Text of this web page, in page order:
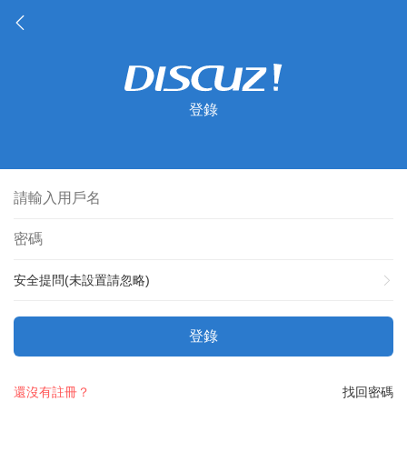
登錄
安全提問(未設置請忽略)
登錄
找回密碼
還沒有註冊？